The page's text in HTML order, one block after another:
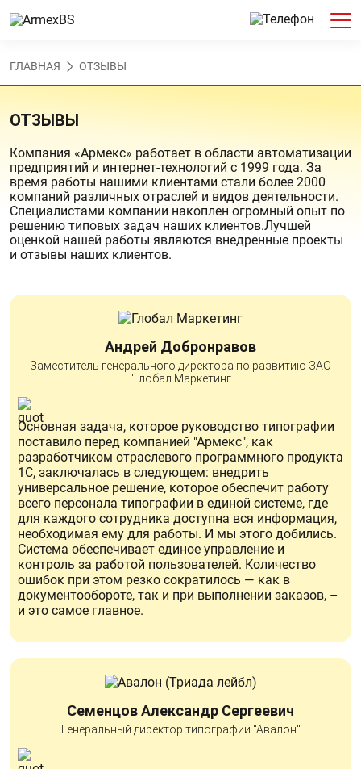
ГЛАВНАЯ ОТЗЫВЫ
ОТЗЫВЫ
Компания «Армекс» работает в области автоматизации
предприятий и интернет-технологий с 1999 года. За
время работы нашими клиентами стали более 2000
компаний различных отраслей и видов деятельности.
Специалистами компании накоплен огромный опыт по
решению типовых задач наших клиентов.Лучшей
оценкой нашей работы являются внедренные проекты
и отзывы наших клиентов.
Андрей Добронравов
Заместитель генерального директора по развитию ЗАО
"Глобал Маркетинг
Основная задача, которое руководство типографии
поставило перед компанией "Армекс", как
разработчиком отраслевого программного продукта
1С, заключалась в следующем: внедрить
универсальное решение, которое обеспечит работу
всего персонала типографии в единой системе, где
для каждого сотрудника доступна вся информация,
необходимая ему для работы. И мы этого добились.
Система обеспечивает единое управление и
контроль за работой пользователей. Количество
ошибок при этом резко сократилось — как в
документообороте, так и при выполнении заказов, –
и это самое главное.
Семенцов Александр Сергеевич
Генеральный директор типографии "Авалон"